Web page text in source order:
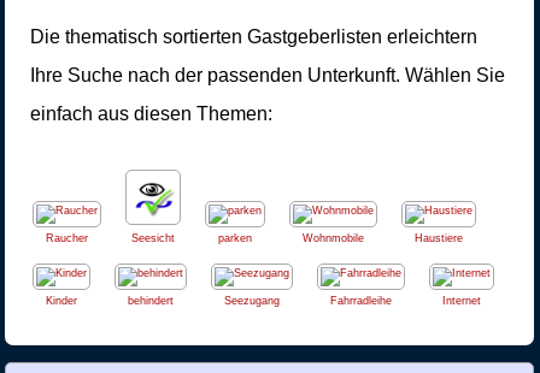
Die thematisch sortierten Gastgeberlisten erleichtern
Ihre Suche nach der passenden Unterkunft. Wählen Sie
einfach aus diesen Themen:
Raucher Seesicht parken Wohnmobile Haustiere
Kinder behindert Seezugang Fahrradleihe Internet